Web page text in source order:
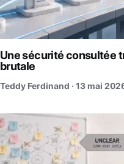
Une sécurité consultée
brutale
Teddy Ferdinand · 13 mai